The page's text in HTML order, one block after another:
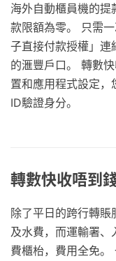
海外自動櫃員機的提
款限額為零。 只需
子直接付款授權」連
的滙豐戶口。 轉數
置和應用程式設定
ID驗證身分。
轉數快收唔到
除了平日的跨行轉賬
及水費，而運輸署
費櫃枱，費用全免